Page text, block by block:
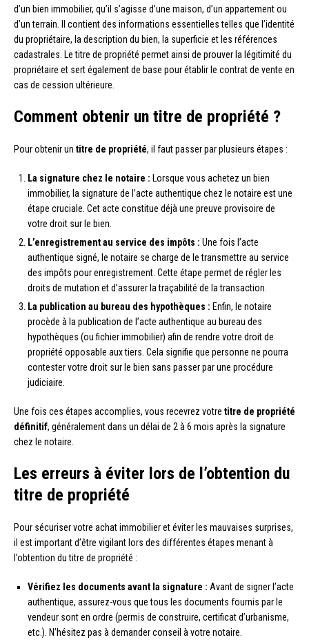
d’un bien immobilier, qu’il s’agisse d’une maison, d’un appartement ou
d’un terrain. Il contient des informations essentielles telles que l’identité
du propriétaire, la description du bien, la superficie et les références
cadastrales. Le titre de propriété permet ainsi de prouver la légitimité du
propriétaire et sert également de base pour établir le contrat de vente en
cas de cession ultérieure.
Comment obtenir un titre de propriété ?
Pour obtenir un titre de propriété, il faut passer par plusieurs étapes :
La signature chez le notaire : Lorsque vous achetez un bien
immobilier, la signature de l’acte authentique chez le notaire est une
étape cruciale. Cet acte constitue déjà une preuve provisoire de
votre droit sur le bien.
L’enregistrement au service des impôts : Une fois l’acte
authentique signé, le notaire se charge de le transmettre au service
des impôts pour enregistrement. Cette étape permet de régler les
droits de mutation et d’assurer la traçabilité de la transaction.
La publication au bureau des hypothèques : Enfin, le notaire
procède à la publication de l’acte authentique au bureau des
hypothèques (ou fichier immobilier) afin de rendre votre droit de
propriété opposable aux tiers. Cela signifie que personne ne pourra
contester votre droit sur le bien sans passer par une procédure
judiciaire.
Une fois ces étapes accomplies, vous recevrez votre titre de propriété
définitif, généralement dans un délai de 2 à 6 mois après la signature
chez le notaire.
Les erreurs à éviter lors de l’obtention du
titre de propriété
Pour sécuriser votre achat immobilier et éviter les mauvaises surprises,
il est important d’être vigilant lors des différentes étapes menant à
l’obtention du titre de propriété :
Vérifiez les documents avant la signature : Avant de signer l’acte
authentique, assurez-vous que tous les documents fournis par le
vendeur sont en ordre (permis de construire, certificat d’urbanisme,
etc.). N’hésitez pas à demander conseil à votre notaire.